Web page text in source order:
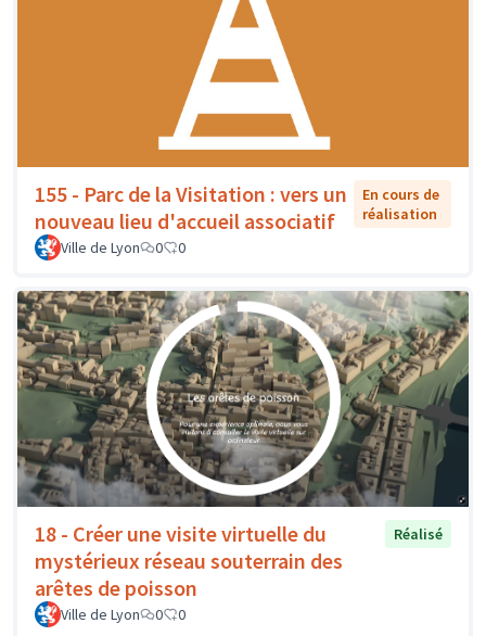
155 - Parc de la Visitation : vers un
nouveau lieu d'accueil associatif
En cours de
réalisation
Ville de Lyon
0 0
18 - Créer une visite virtuelle du
mystérieux réseau souterrain des
arêtes de poisson
Réalisé
Ville de Lyon 0 0